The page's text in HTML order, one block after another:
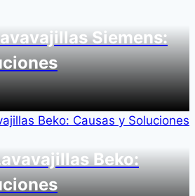
Siemens:
Beko: